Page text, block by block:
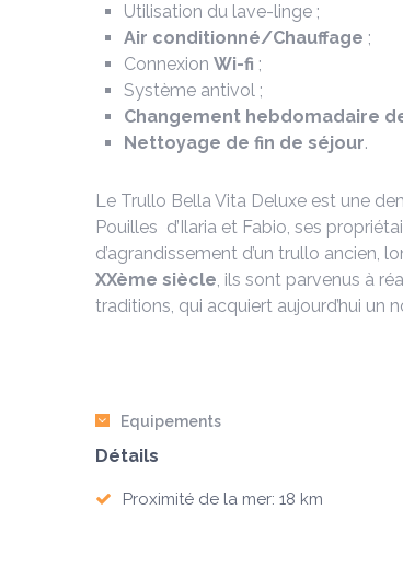
Utilisation du lave-linge ;
Air conditionné/Chauffage ;
Connexion Wi-fi ;
Système antivol ;
Changement hebdomadaire
Nettoyage de fin de séjour.
Le Trullo Bella Vita Deluxe est une
Pouilles d’Ilaria et Fabio, ses
d’agrandissement d’un trullo ancien,
XXème siècle, ils sont parvenus à
traditions, qui acquiert aujourd’hui un
Equipements
Détails
Proximité de la mer: 18 km